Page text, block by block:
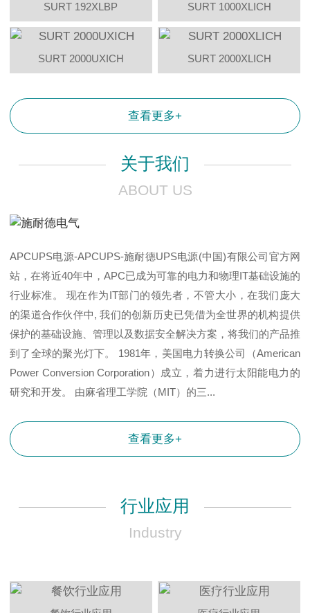
SURT 192XLBP SURT 1000XLICH
SURT 2000UXICH SURT 2000XLICH
查看更多+
关于我们
ABOUT US
APCUPS电源-APCUPS-施耐德UPS电源(中国)有限公司官方网
站，在将近40年中，APC已成为可靠的电力和物理IT基础设施的
行业标准。 现在作为IT部门的领先者，不管大小，在我们庞大
的渠道合作伙伴中, 我们的创新历史已凭借为全世界的机构提供
保护的基础设施、管理以及数据安全解决方案，将我们的产品推
到了全球的聚光灯下。 1981年，美国电力转换公司（American
Power Conversion Corporation）成立，着力进行太阳能电力的
研究和开发。 由麻省理工学院（MIT）的三...
查看更多+
行业应用
Industry